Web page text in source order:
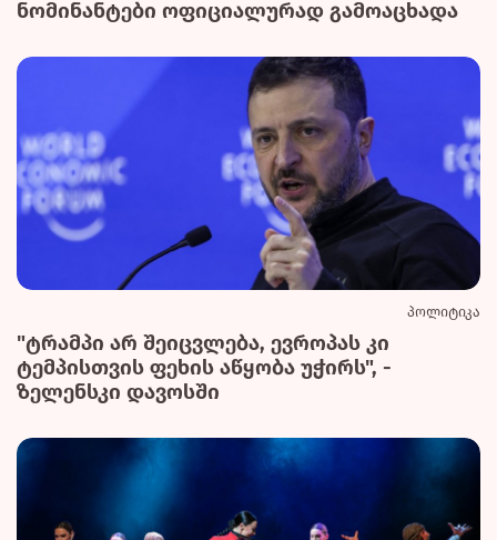
ნომინანტები ოფიციალურად გამოაცხადა
პოლიტიკა
"ტრამპი არ შეიცვლება, ევროპას კი
ტემპისთვის ფეხის აწყობა უჭირს", -
ზელენსკი დავოსში